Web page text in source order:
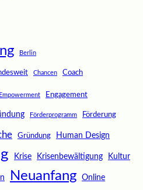
Berlin
Chancen Coach
Empowerment Engagement
Förderprogramm Förderung
Gründung Human Design
Krise Krisenbewältigung Kultur
Neuanfang Online